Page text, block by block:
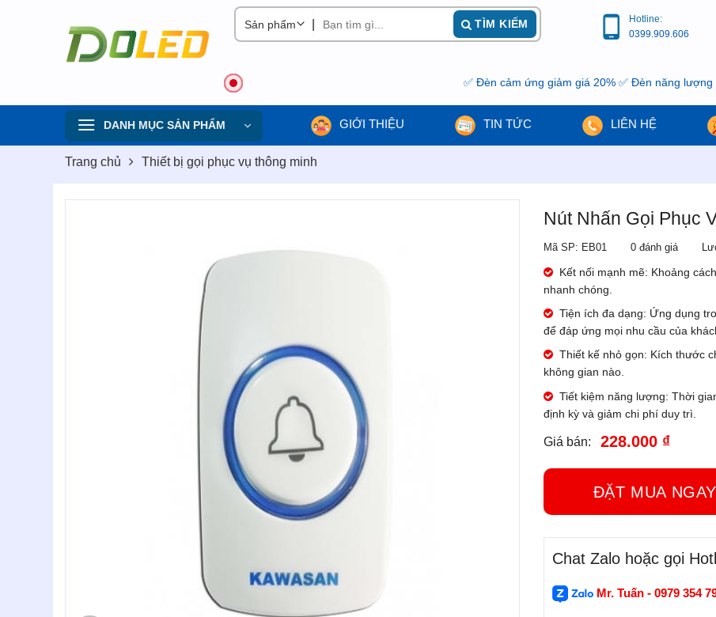
TÌM KIẾM
Hotline:
0399.909.606
✅ Đèn cảm ứng giảm giá 20% ✅ Đèn năng lượng mặt
DANH MỤC SẢN PHẨM GIỚI THIỆU TIN TỨC LIÊN HỆ
Trang chủ Thiết bị gọi phục vụ thông minh
Nút Nhấn Gọi Phục
Mã SP: EB01 0 đánh giá
Kết nối mạnh mẽ: Khoảng
nhanh chóng.
Tiện ích đa dạng: Ứng dụng
để đáp ứng mọi nhu cầu của
Thiết kế nhỏ gọn: Kích thước
không gian nào.
Tiết kiệm năng lượng: Thời
định kỳ và giảm chi phí duy trì.
Giá bán: 228.000 ₫
ĐẶT MUA NGAY
Chat Zalo hoặc gọi
Mr. Tuấn - 0979 354